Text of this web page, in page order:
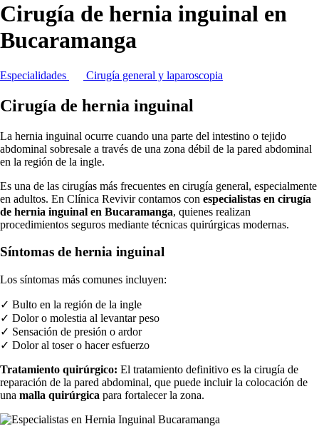
Cirugía de hernia inguinal en
Bucaramanga
Especialidades Cirugía general y laparoscopia
Cirugía de hernia inguinal
La hernia inguinal ocurre cuando una parte del intestino o tejido
abdominal sobresale a través de una zona débil de la pared abdominal
en la región de la ingle.
Es una de las cirugías más frecuentes en cirugía general, especialmente
en adultos. En Clínica Revivir contamos con especialistas en cirugía
de hernia inguinal en Bucaramanga, quienes realizan
procedimientos seguros mediante técnicas quirúrgicas modernas.
Síntomas de hernia inguinal
Los síntomas más comunes incluyen:
✓ Bulto en la región de la ingle
✓ Dolor o molestia al levantar peso
✓ Sensación de presión o ardor
✓ Dolor al toser o hacer esfuerzo
Tratamiento quirúrgico: El tratamiento definitivo es la cirugía de
reparación de la pared abdominal, que puede incluir la colocación de
una malla quirúrgica para fortalecer la zona.